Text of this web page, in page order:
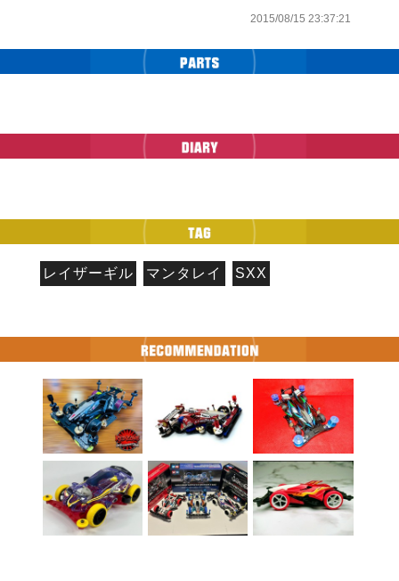
2015/08/15 23:37:21
レイザーギル マンタレイ SXX